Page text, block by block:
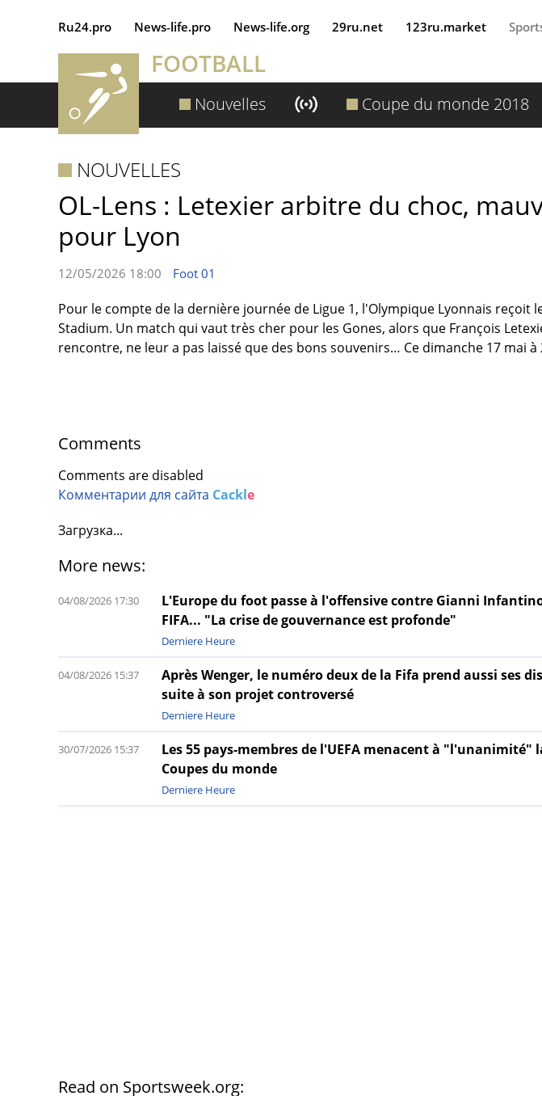
Ru24.pro News‑life.pro News‑life.org 29ru.net 123ru.market
FOOTBALL
Nouvelles Coupe du monde 2018
NOUVELLES
OL-Lens : Letexier arbitre du choc,
pour Lyon
12/05/2026 18:00 Foot 01
Pour le compte de la dernière journée de Ligue 1, l'Olympique Lyonnais reçoit
Stadium. Un match qui vaut très cher pour les Gones, alors que François
rencontre, ne leur a pas laissé que des bons souvenirs… Ce dimanche 17 mai à
Comments
Comments are disabled
Комментарии для сайта Cackle
Загрузка...
More news:
L'Europe du foot passe à l'offensive contre Gianni
FIFA... "La crise de gouvernance est profonde"
04/08/2026 17:30
Derniere Heure
Après Wenger, le numéro deux de la Fifa prend aussi ses
suite à son projet controversé
04/08/2026 15:37
Derniere Heure
Les 55 pays-membres de l'UEFA menacent à "l'unanimité"
Coupes du monde
30/07/2026 15:37
Derniere Heure
Read on Sportsweek.org: